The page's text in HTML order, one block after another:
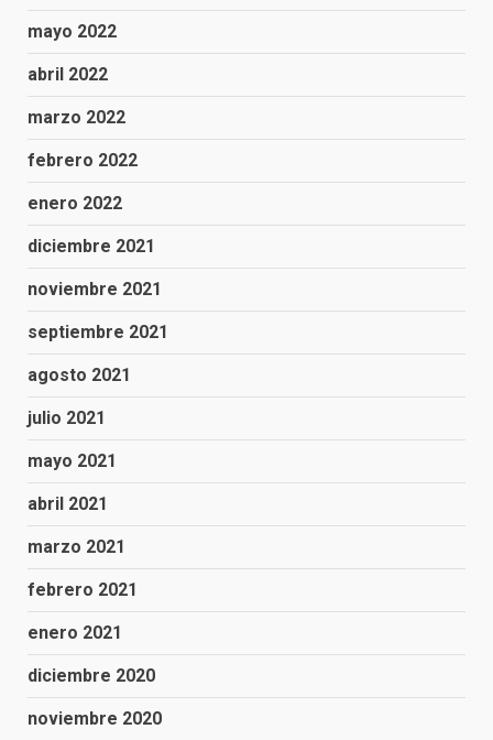
mayo 2022
abril 2022
marzo 2022
febrero 2022
enero 2022
diciembre 2021
noviembre 2021
septiembre 2021
agosto 2021
julio 2021
mayo 2021
abril 2021
marzo 2021
febrero 2021
enero 2021
diciembre 2020
noviembre 2020